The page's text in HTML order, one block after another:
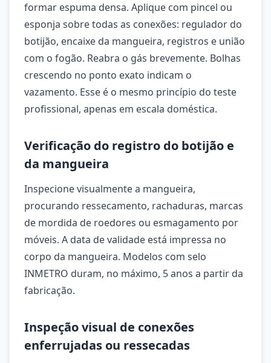
formar espuma densa. Aplique com pincel ou
esponja sobre todas as conexões: regulador do
botijão, encaixe da mangueira, registros e união
com o fogão. Reabra o gás brevemente. Bolhas
crescendo no ponto exato indicam o
vazamento. Esse é o mesmo princípio do teste
profissional, apenas em escala doméstica.
Verificação do registro do botijão e
da mangueira
Inspecione visualmente a mangueira,
procurando ressecamento, rachaduras, marcas
de mordida de roedores ou esmagamento por
móveis. A data de validade está impressa no
corpo da mangueira. Modelos com selo
INMETRO duram, no máximo, 5 anos a partir da
fabricação.
Inspeção visual de conexões
enferrujadas ou ressecadas